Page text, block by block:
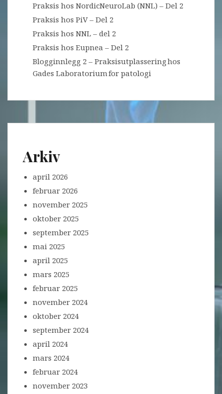
Praksis hos NordicNeuroLab (NNL) – Del 2
Praksis hos PiV – Del 2
Praksis hos NNL – del 2
Praksis hos Eupnea – Del 2
Blogginnlegg 2 – Praksisutplassering hos
Gades Laboratorium for patologi
Arkiv
april 2026
februar 2026
november 2025
oktober 2025
september 2025
mai 2025
april 2025
mars 2025
februar 2025
november 2024
oktober 2024
september 2024
april 2024
mars 2024
februar 2024
november 2023